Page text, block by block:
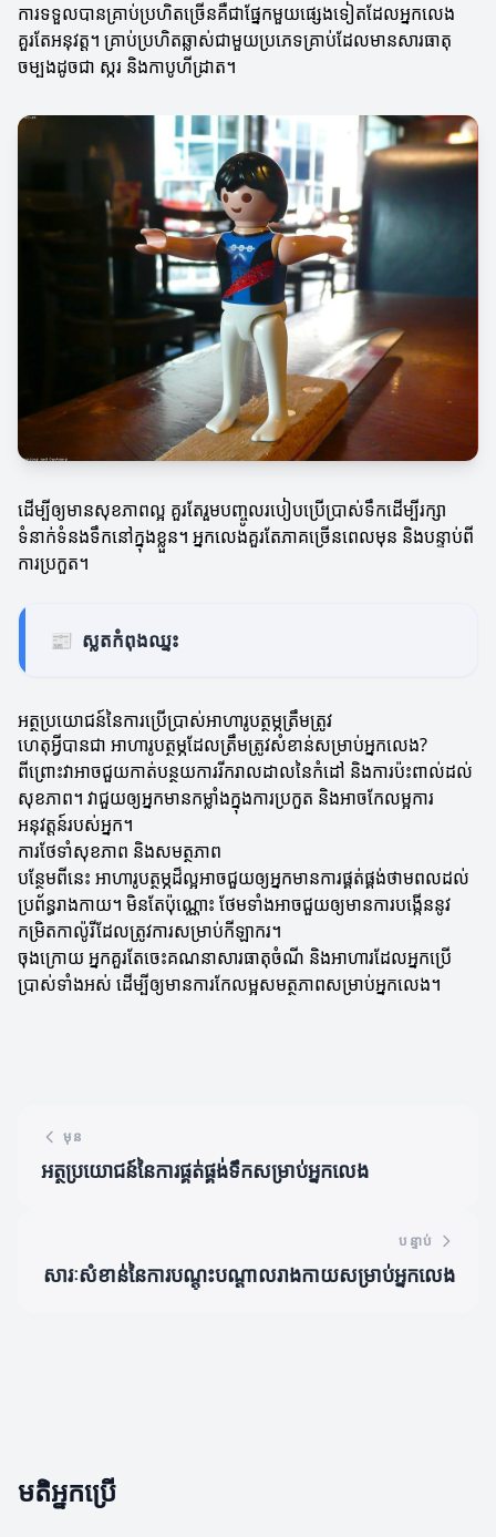
ការទទួលបានគ្រាប់ប្រហិតច្រើនគឺជាផ្នែកមួយផ្សេងទៀតដែលអ្នកលេង
គួរតែអនុវត្ត។ គ្រាប់ប្រហិតឆ្លាស់ជាមួយប្រភេទគ្រាប់ដែលមានសារធាតុ
ចម្បងដូចជា ស្ករ និងកាបូហីដ្រាត។
ដើម្បីឲ្យមានសុខភាពល្អ គួរតែរួមបញ្ចូលរបៀបប្រើប្រាស់ទឹកដើម្បីរក្សា
ទំនាក់ទំនងទឹកនៅក្នុងខ្លួន។ អ្នកលេងគួរតែភាគច្រើន​ពេលមុន និងបន្ទាប់ពី
ការប្រកួត។
📰 ស្លតកំពុងឈ្នះ
អត្ថប្រយោជន៍នៃការប្រើប្រាស់អាហារូបត្ថម្ភត្រឹមត្រូវ
ហេតុអ្វីបានជា អាហារូបត្ថម្ភដែលត្រឹមត្រូវសំខាន់សម្រាប់អ្នកលេង?
ពីព្រោះវាអាចជួយកាត់បន្ថយការរីករាលដាលនៃកំដៅ និងការប៉ះពាល់ដល់
សុខភាព។ វាជួយឲ្យអ្នកមានកម្លាំងក្នុងការប្រកួត និងអាចកែលម្អការ
អនុវត្តន៍របស់អ្នក។
ការថែទាំសុខភាព និងសមត្ថភាព
បន្ថែមពីនេះ អាហារូបត្ថម្ភដ៏ល្អអាចជួយឲ្យអ្នកមានការផ្គត់ផ្គង់ថាមពលដល់
ប្រព័ន្ធរាងកាយ។ មិនតែប៉ុណ្ណោះ ថែមទាំងអាចជួយឲ្យមានការបង្កើននូវ
កម្រិតកាល៉ូរីដែលត្រូវការសម្រាប់កីឡាករ។
ចុងក្រោយ អ្នកគួរតែចេះគណនាសារធាតុចំណី និងអាហារដែលអ្នកប្រើ
ប្រាស់ទាំងអស់ ដើម្បីឲ្យមានការកែលម្អសមត្ថភាពសម្រាប់អ្នកលេង។
មុន
អត្ថប្រយោជន៍នៃការផ្គត់ផ្គង់ទឹកសម្រាប់អ្នកលេង
បន្ទាប់
សារៈសំខាន់នៃការបណ្តុះបណ្តាលរាងកាយសម្រាប់អ្នកលេង
មតិអ្នកប្រើ